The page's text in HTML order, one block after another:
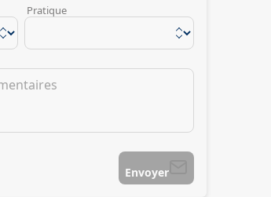
Pratique
Envoyer